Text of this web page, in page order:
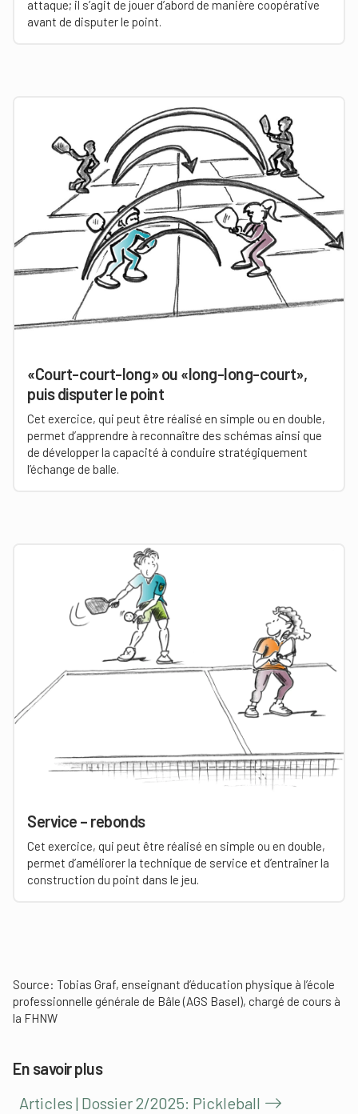
attaque; il s’agit de jouer d’abord de manière coopérative
avant de disputer le point.
«Court-court-long» ou «long-long-court»,
puis disputer le point
Cet exercice, qui peut être réalisé en simple ou en double,
permet d’apprendre à reconnaître des schémas ainsi que
de développer la capacité à conduire stratégiquement
l’échange de balle.
Service – rebonds
Cet exercice, qui peut être réalisé en simple ou en double,
permet d’améliorer la technique de service et d’entraîner la
construction du point dans le jeu.
Source: Tobias Graf, enseignant d’éducation physique à l’école
professionnelle générale de Bâle (AGS Basel), chargé de cours à
la FHNW
En savoir plus
Articles | Dossier 2/2025: Pickleball